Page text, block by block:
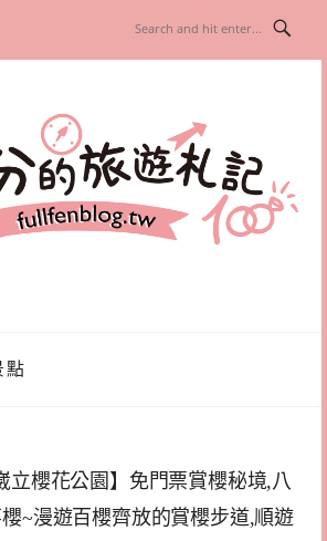
點
立櫻花公園】免門票賞櫻秘境,八
~漫遊百櫻齊放的賞櫻步道,順遊